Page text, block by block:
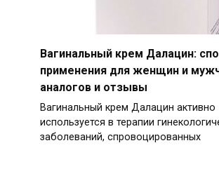
Вагинальный крем Далацин:
применения для женщин и
аналогов и отзывы
Вагинальный крем Далацин активно
используется в терапии
заболеваний, спровоцированных